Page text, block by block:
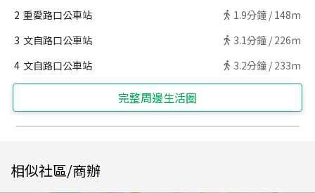
2 重愛路口公車站 1.9分鐘 / 148m
3 文自路口公車站 3.1分鐘 / 226m
4 文自路口公車站 3.2分鐘 / 233m
完整周邊生活圈
相似社區/商辦